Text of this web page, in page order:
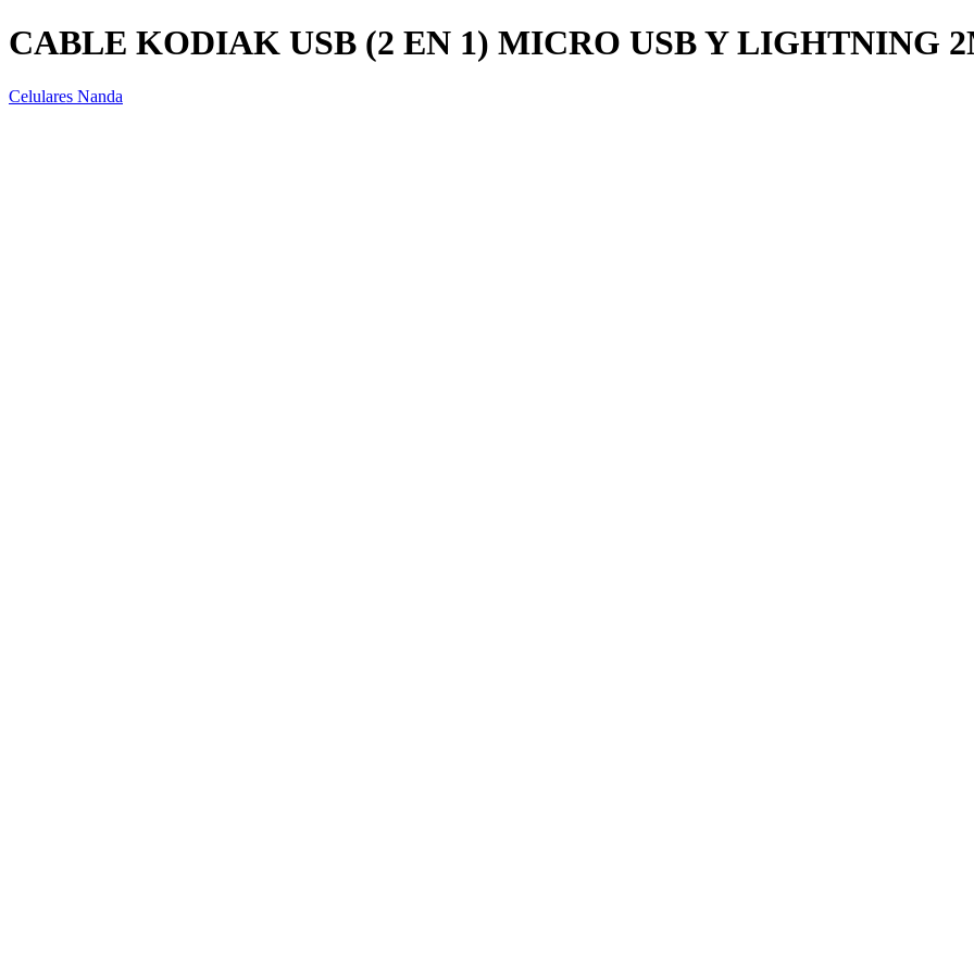
CABLE KODIAK USB (2 EN 1) MICRO USB Y LIGHTNING
Celulares Nanda